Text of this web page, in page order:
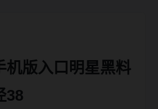
机版入口明星黑料
38